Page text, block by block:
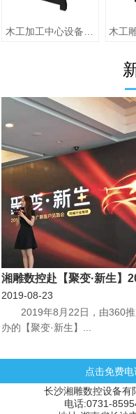
2019-08-23
​2019年8月22日，由360
办的【聚变·新生】...
点击免费
长沙湘雕数控设备
电话:0731-